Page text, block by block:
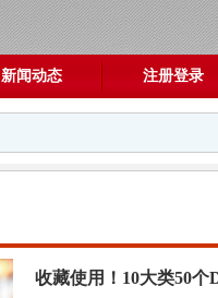
新闻动态 注册登录
收藏使用！10大类50个